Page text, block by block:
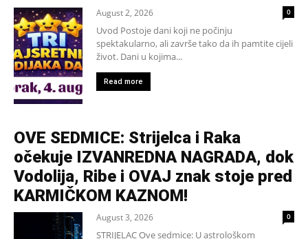
August 2, 2026 0
Uvod Postoje dani koji ne počinju
spektakularno, ali završe tako da ih pamtite cijeli
život. Dani u kojima...
Read more
OVE SEDMICE: Strijelca i Raka
očekuje IZVANREDNA NAGRADA, dok
Vodolija, Ribe i OVAJ znak stoje pred
KARMIČKOM KAZNOM!
August 3, 2026 0
STRIJELAC Ove sedmice: U astrološkom